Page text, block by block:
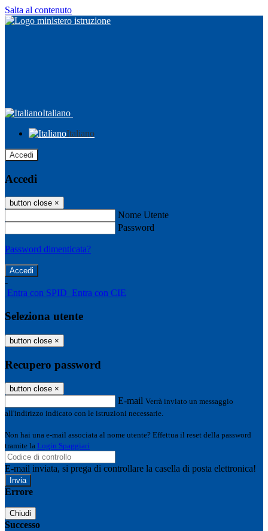
Salta al contenuto
Italiano
Italiano
Accedi
Accedi
button close ×
Nome Utente
Password
Password dimenticata?
-
Entra con SPID Entra con CIE
Seleziona utente
button close ×
Recupero password
button close ×
E-mail Verrà inviato un messaggio
all'indirizzo indicato con le istruzioni necessarie.
Non hai una e-mail associata al nome utente? Effettua il reset della password
tramite la Login Spaggiari
E-mail inviata, si prega di controllare la casella di posta elettronica!
Errore
Chiudi
Successo